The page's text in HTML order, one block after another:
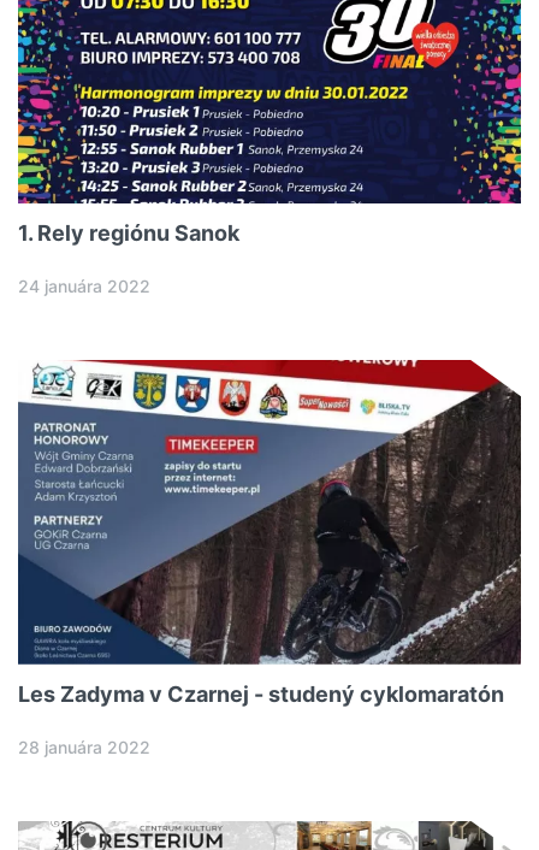
1. Rely regiónu Sanok
24 januára 2022
Les Zadyma v Czarnej - studený cyklomaratón
28 januára 2022